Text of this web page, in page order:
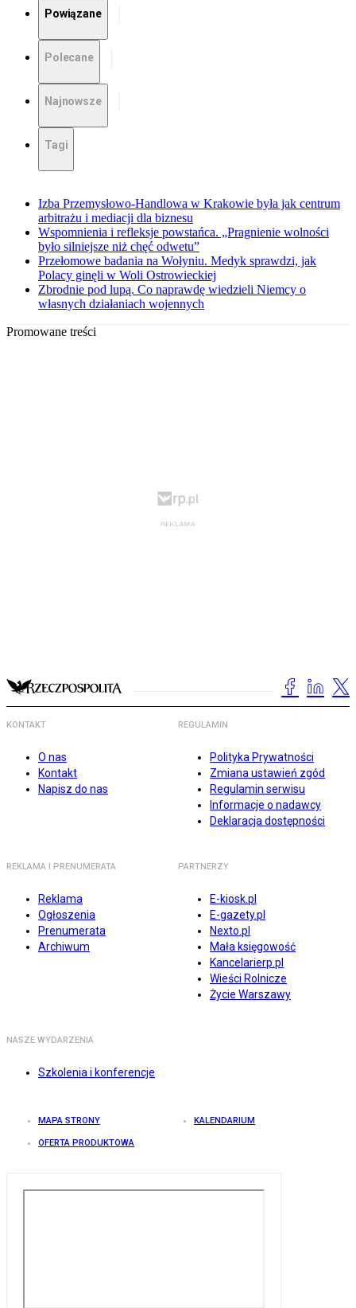
Powiązane
Polecane
Najnowsze
Tagi
Izba Przemysłowo-Handlowa w Krakowie była jak centrum
arbitrażu i mediacji dla biznesu
Wspomnienia i refleksje powstańca. „Pragnienie wolności
było silniejsze niż chęć odwetu”
Przełomowe badania na Wołyniu. Medyk sprawdzi, jak
Polacy ginęli w Woli Ostrowieckiej
Zbrodnie pod lupą. Co naprawdę wiedzieli Niemcy o
własnych działaniach wojennych
Promowane treści
KONTAKT
O nas
Kontakt
Napisz do nas
REGULAMIN
Polityka Prywatności
Zmiana ustawień zgód
Regulamin serwisu
Informacje o nadawcy
Deklaracja dostępności
REKLAMA I PRENUMERATA
Reklama
Ogłoszenia
Prenumerata
Archiwum
PARTNERZY
E-kiosk.pl
E-gazety.pl
Nexto.pl
Mała księgowość
Kancelarierp.pl
Wieści Rolnicze
Życie Warszawy
NASZE WYDARZENIA
Szkolenia i konferencje
MAPA STRONY KALENDARIUM
OFERTA PRODUKTOWA